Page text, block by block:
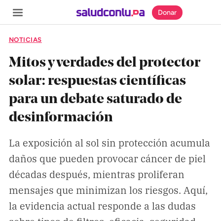
SECCIONES
Inicio
Noticias
Especiales
Nosotros
COBERTURAS
Comprueba
Donar
NOTICIAS
Mitos y verdades del protector
solar: respuestas científicas
para un debate saturado de
desinformación
La exposición al sol sin protección acumula
daños que pueden provocar cáncer de piel
décadas después, mientras proliferan
mensajes que minimizan los riesgos. Aquí,
la evidencia actual responde a las dudas